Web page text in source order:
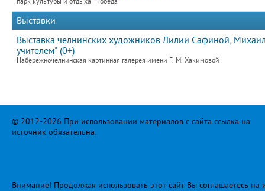
Выставки
Выставка челнинских художников Лилии Сафиной,
учителем" (0+)
Набережночелнинская картинная галерея имени Г. М. Хакимовой
© 2012-2026 При использовании материалов с сайта ссылка на
источник обязательна.
Внимание! Продолжая использовать этот сайт Вы соглашаетесь